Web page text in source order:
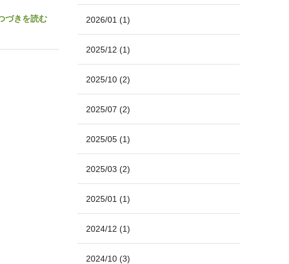
づきを読む
2026/01 (1)
2025/12 (1)
2025/10 (2)
2025/07 (2)
2025/05 (1)
2025/03 (2)
2025/01 (1)
2024/12 (1)
2024/10 (3)